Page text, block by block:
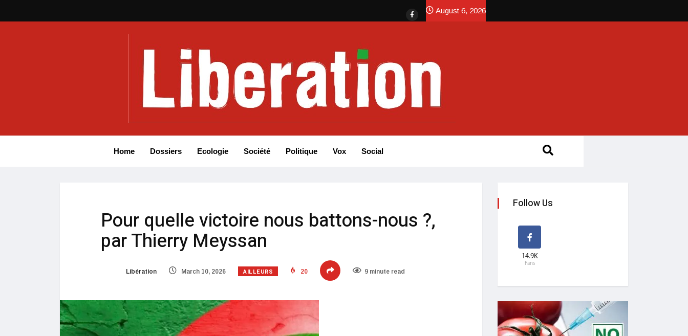
August 6, 2026
Home Dossiers Ecologie Société Politique Vox Social
Pour quelle victoire nous battons-nous ?,
par Thierry Meyssan
Libération March 10, 2026 AILLEURS 20 9 minute read
Follow Us
14.9K
Fans